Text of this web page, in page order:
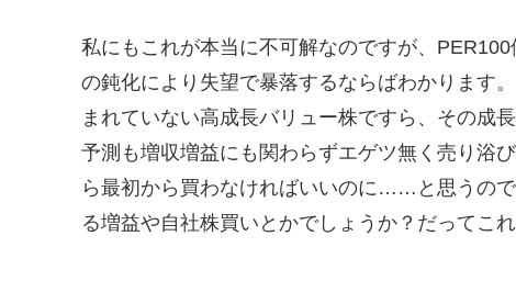
私にもこれが本当に不可解なのですが、
の鈍化により失望で暴落するならばわかります
まれていない高成長バリュー株ですら、その成
予測も増収増益にも関わらずエゲツ無く売り浴
ら最初から買わなければいいのに……と思うの
る増益や自社株買いとかでしょうか？だってこ